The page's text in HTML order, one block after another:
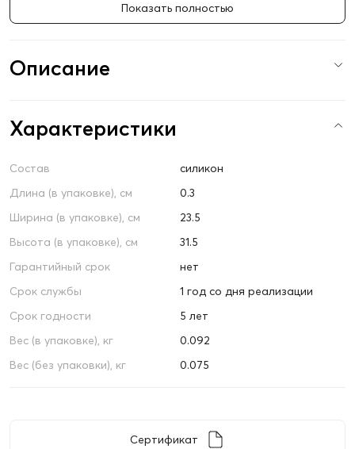
Показать полностью
Описание
Характеристики
Состав
силикон
Длина (в упаковке), см
0.3
Ширина (в упаковке), см
23.5
Высота (в упаковке), см
31.5
Гарантийный срок
нет
Срок службы
1 год со дня реализации
Срок годности
5 лет
Вес (в упаковке), кг
0.092
Вес (без упаковки), кг
0.075
Сертификат